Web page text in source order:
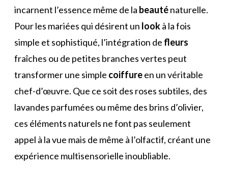
incarnent l’essence même de la beauténaturelle.
Pour les mariées qui désirent un lookà la fois
simple et sophistiqué, l’intégration de fleurs
fraîches ou de petites branches vertes peut
transformer une simple coiffureen un véritable
chef-d’œuvre. Que ce soit des roses subtiles, des
lavandes parfumées ou même des brins d’olivier,
ces éléments naturels ne font pas seulement
appel à la vue mais de même à l’olfactif, créant une
expérience multisensorielle inoubliable.